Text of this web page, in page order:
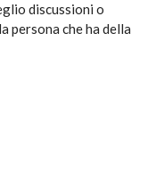
discussioni o
persona che ha della